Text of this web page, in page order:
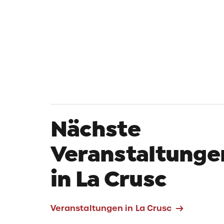
Nächste
in La Crusc
Veranstaltungen in La Crusc